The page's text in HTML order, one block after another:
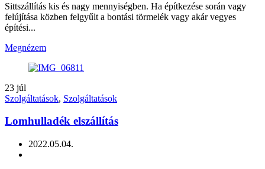
Sittszállítás kis és nagy mennyiségben. Ha építkezése során vagy
felújítása közben felgyűlt a bontási törmelék vagy akár vegyes
építési...
Megnézem
23 júl
Szolgáltatások, Szolgáltatások
Lomhulladék elszállítás
2022.05.04.